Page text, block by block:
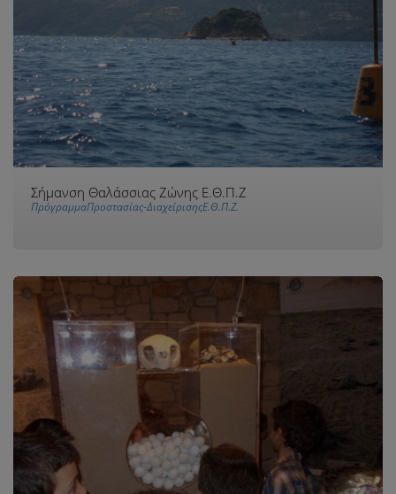
Σήμανση Θαλάσσιας Ζώνης Ε.Θ.Π.Ζ
ΠρόγραμμαΠροστασίας-ΔιαχείρισηςΕ.Θ.Π.Ζ.